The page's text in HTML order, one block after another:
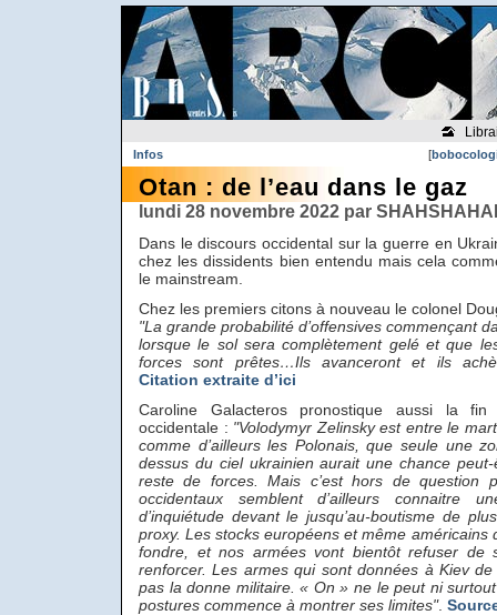
[
Infos
Otan : de l’eau dans le gaz
lundi 28 novembre 2022 par
Dans le discours occidental sur la guerre en
chez les dissidents bien entendu mais cela
le mainstream.
Chez les premiers citons à nouveau le colonel
"La grande probabilité d’offensives commençant
lorsque le sol sera complètement gelé et que
forces sont prêtes…Ils avanceront et ils
Citation extraite d’ici
Caroline Galacteros pronostique aussi la fin
occidentale : "Volodymyr Zelinsky est entre le
comme d’ailleurs les Polonais, que seule une
dessus du ciel ukrainien aurait une chance
reste de forces. Mais c’est hors de question
occidentaux semblent d’ailleurs connaitre
d’inquiétude devant le jusqu’au-boutisme de
proxy. Les stocks européens et même américains
fondre, et nos armées vont bientôt refuser de
renforcer. Les armes qui sont données à Kiev
pas la donne militaire. « On » ne le peut ni
postures commence à montrer ses limites".